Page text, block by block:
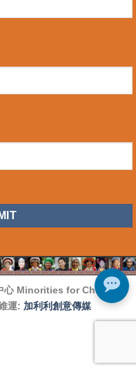
心 Minorities for Christ
運: 加利利創意傳媒